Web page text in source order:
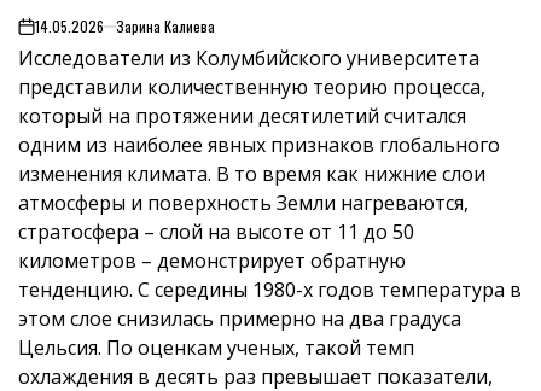
on14.05.2026 Зарина Калиева
Исследователи из Колумбийского университета
представили количественную теорию процесса,
который на протяжении десятилетий считался
одним из наиболее явных признаков глобального
изменения климата. В то время как нижние слои
атмосферы и поверхность Земли нагреваются,
стратосфера – слой на высоте от 11 до 50
километров – демонстрирует обратную
тенденцию. С середины 1980-х годов температура в
этом слое снизилась примерно на два градуса
Цельсия. По оценкам ученых, такой темп
охлаждения в десять раз превышает показатели,